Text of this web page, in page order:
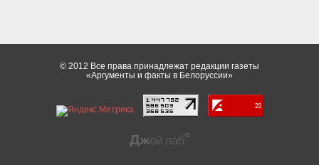
© 2012 Все права принадлежат редакции газеты
«Аргументы и факты в Белоруссии»